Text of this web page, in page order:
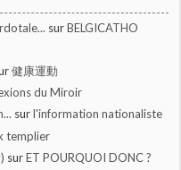
surBELGICATHO
健康運動
du Miroir
surl'information nationaliste
templier
surET POURQUOI DONC ?